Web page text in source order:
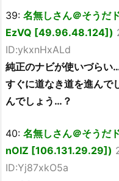
39: 名無しさん＠そうだ
EzVQ [49.96.48.124])
ID:ykxnHxALd
純正のナビが使いづらい
すぐに道なき道を進んで
んでしょう…？
40: 名無しさん＠そうだ
nOIZ [106.131.29.29])
ID:Yj87xkO5a